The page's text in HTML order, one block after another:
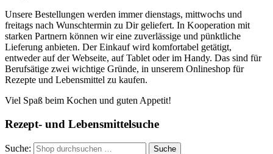
Unsere Bestellungen werden immer dienstags, mittwochs und
freitags nach Wunschtermin zu Dir geliefert. In Kooperation mit
starken Partnern können wir eine zuverlässige und pünktliche
Lieferung anbieten. Der Einkauf wird komfortabel getätigt,
entweder auf der Webseite, auf Tablet oder im Handy. Das sind für
Berufsätige zwei wichtige Gründe, in unserem Onlineshop für
Rezepte und Lebensmittel zu kaufen.
Viel Spaß beim Kochen und guten Appetit!
Rezept- und Lebensmittelsuche
Suche: Suche